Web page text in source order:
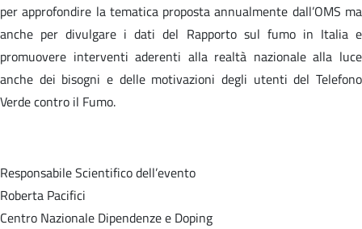
per approfondire la tematica proposta annualmente dall’OMS ma
anche per divulgare i dati del Rapporto sul fumo in Italia e
promuovere interventi aderenti alla realtà nazionale alla luce
anche dei bisogni e delle motivazioni degli utenti del Telefono
Verde contro il Fumo.
Responsabile Scientifico dell’evento
Roberta Pacifici
Centro Nazionale Dipendenze e Doping